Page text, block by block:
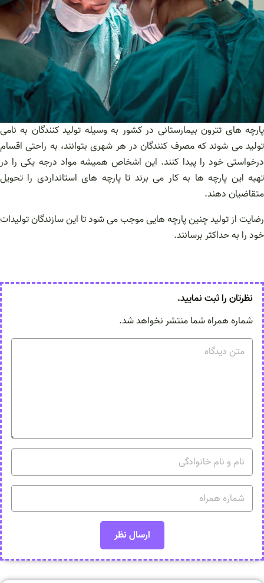
پارچه های تترون بیمارستانی در کشور به وسیله تولید کنندگان به نامی
تولید می شوند که مصرف کنندگان در هر شهری بتوانند، به راحتی اقسام
درخواستی خود را پیدا کنند. این اشخاص همیشه مواد درجه یکی را در
تهیه این پارچه ها به کار می برند تا پارچه های استانداردی را تحویل
متقاضیان دهند.
رضایت از تولید چنین پارچه هایی موجب می شود تا این سازندگان تولیدات
خود را به حداکثر برسانند.
نظرتان را ثبت نمایید.
شماره همراه شما منتشر نخواهد شد.